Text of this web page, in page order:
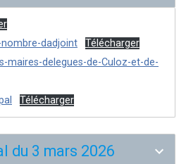
dadjoint
Télécharger
maires-delegues-de-Culoz-et-de-
Télécharger
du 3 mars 2026